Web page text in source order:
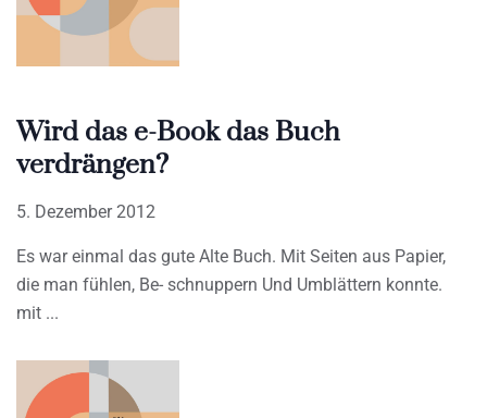
Wird das e-Book das Buch
verdrängen?
5. Dezember 2012
Es war einmal das gute Alte Buch. Mit Seiten aus Papier,
die man fühlen, Be- schnuppern Und Umblättern konnte.
mit